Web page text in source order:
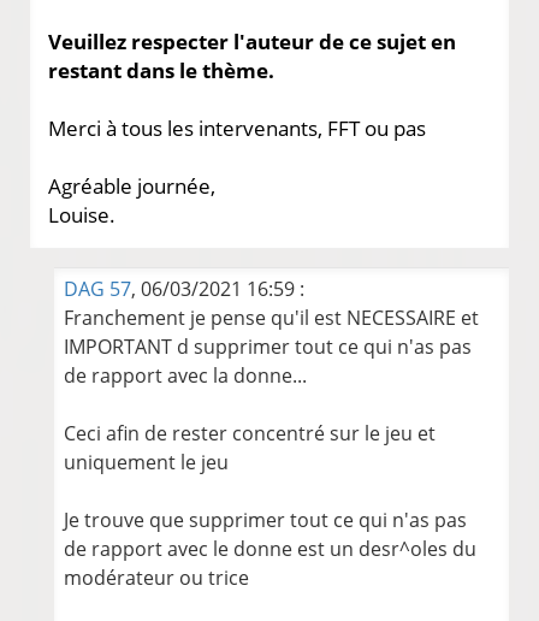
Veuillez respecter l'auteur de ce sujet en
restant dans le thème.
Merci à tous les intervenants, FFT ou pas
Agréable journée,
Louise.
DAG 57, 06/03/2021 16:59 :
Franchement je pense qu'il est NECESSAIRE et
IMPORTANT d supprimer tout ce qui n'as pas
de rapport avec la donne...
Ceci afin de rester concentré sur le jeu et
uniquement le jeu
Je trouve que supprimer tout ce qui n'as pas
de rapport avec le donne est un desr^oles du
modérateur ou trice